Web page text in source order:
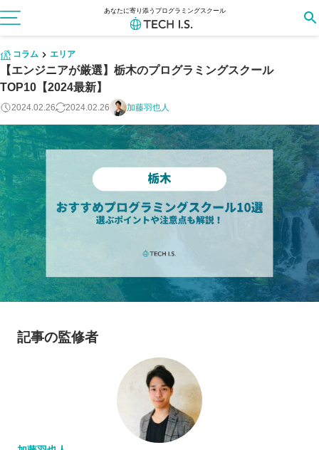
あなたに寄り添うプログラミングスクール
コラム エリア
【エンジニアが厳選】栃木のプログラミングスクール
TOP10【2024最新】
2024.02.26 2024.02.26 加藤羽也人
記事の監修者